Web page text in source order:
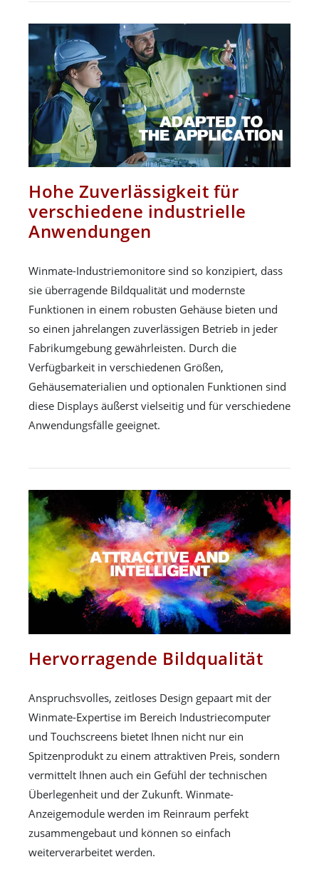
Hohe Zuverlässigkeit für
verschiedene industrielle
Anwendungen
Winmate-Industriemonitore sind so konzipiert, dass
sie überragende Bildqualität und modernste
Funktionen in einem robusten Gehäuse bieten und
so einen jahrelangen zuverlässigen Betrieb in jeder
Fabrikumgebung gewährleisten. Durch die
Verfügbarkeit in verschiedenen Größen,
Gehäusematerialien und optionalen Funktionen sind
diese Displays äußerst vielseitig und für verschiedene
Anwendungsfälle geeignet.
Hervorragende Bildqualität
Anspruchsvolles, zeitloses Design gepaart mit der
Winmate-Expertise im Bereich Industriecomputer
und Touchscreens bietet Ihnen nicht nur ein
Spitzenprodukt zu einem attraktiven Preis, sondern
vermittelt Ihnen auch ein Gefühl der technischen
Überlegenheit und der Zukunft. Winmate-
Anzeigemodule werden im Reinraum perfekt
zusammengebaut und können so einfach
weiterverarbeitet werden.